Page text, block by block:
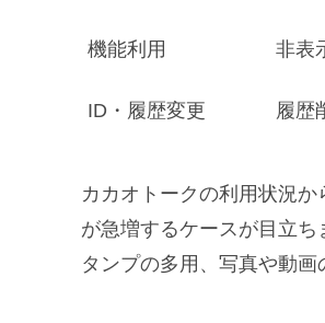
機能利用 非表
ID・履歴変更 履歴
カカオトークの利用状況
が急増するケースが目立
タンプの多用、写真や動画